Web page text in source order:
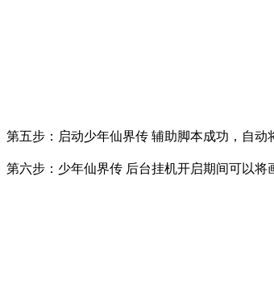
第五步：启动少年仙界传 辅助脚本成功，自动
第六步：少年仙界传 后台挂机开启期间可以将